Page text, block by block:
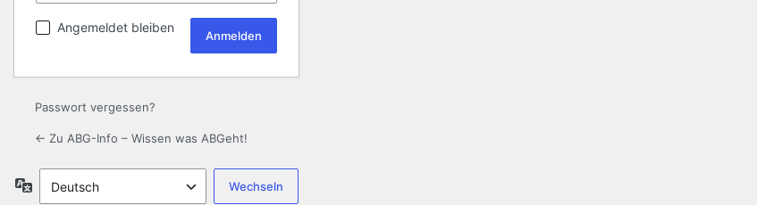
Angemeldet bleiben
Passwort vergessen?
← Zu ABG-Info – Wissen was ABGeht!
Sprache